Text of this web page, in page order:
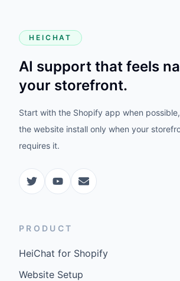
HEICHAT
AI support that feels
your storefront.
Start with the Shopify app when
the website install only when your
requires it.
PRODUCT
HeiChat for Shopify
Website Setup